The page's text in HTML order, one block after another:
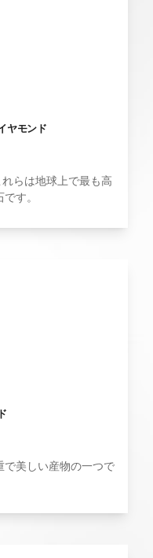
ヤモンド
らは地球上で最も高
す。
で美しい産物の一つで